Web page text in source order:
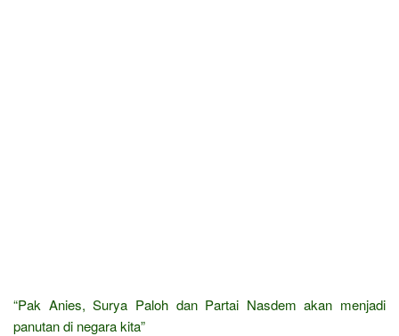
“Pak Anies, Surya Paloh dan Partai Nasdem akan menjadi
panutan di negara kita”